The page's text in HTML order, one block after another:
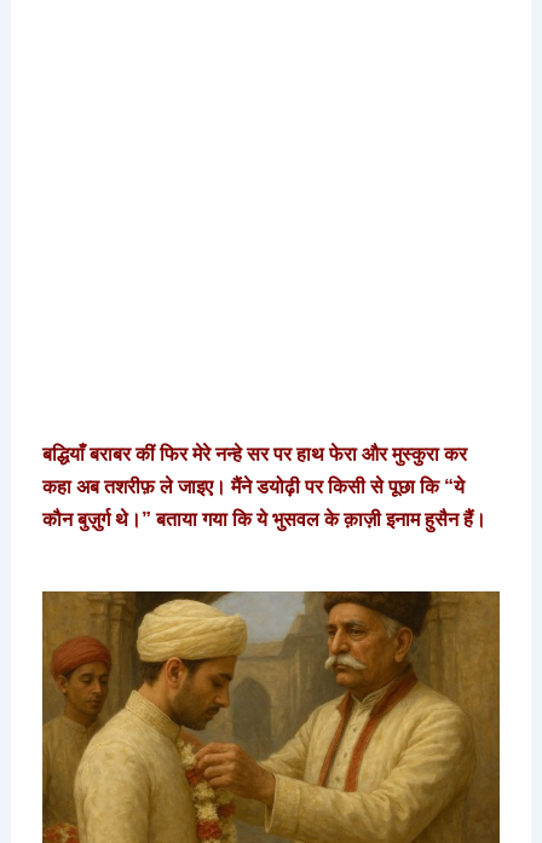
बद्धियाँ बराबर कीं फिर मेरे नन्हे सर पर हाथ फेरा और मुस्कुरा कर
कहा अब तशरीफ़ ले जाइए। मैंने डयोढ़ी पर किसी से पूछा कि “ये
कौन बुज़ुर्ग थे।” बताया गया कि ये भुसवल के क़ाज़ी इनाम हुसैन हैं।